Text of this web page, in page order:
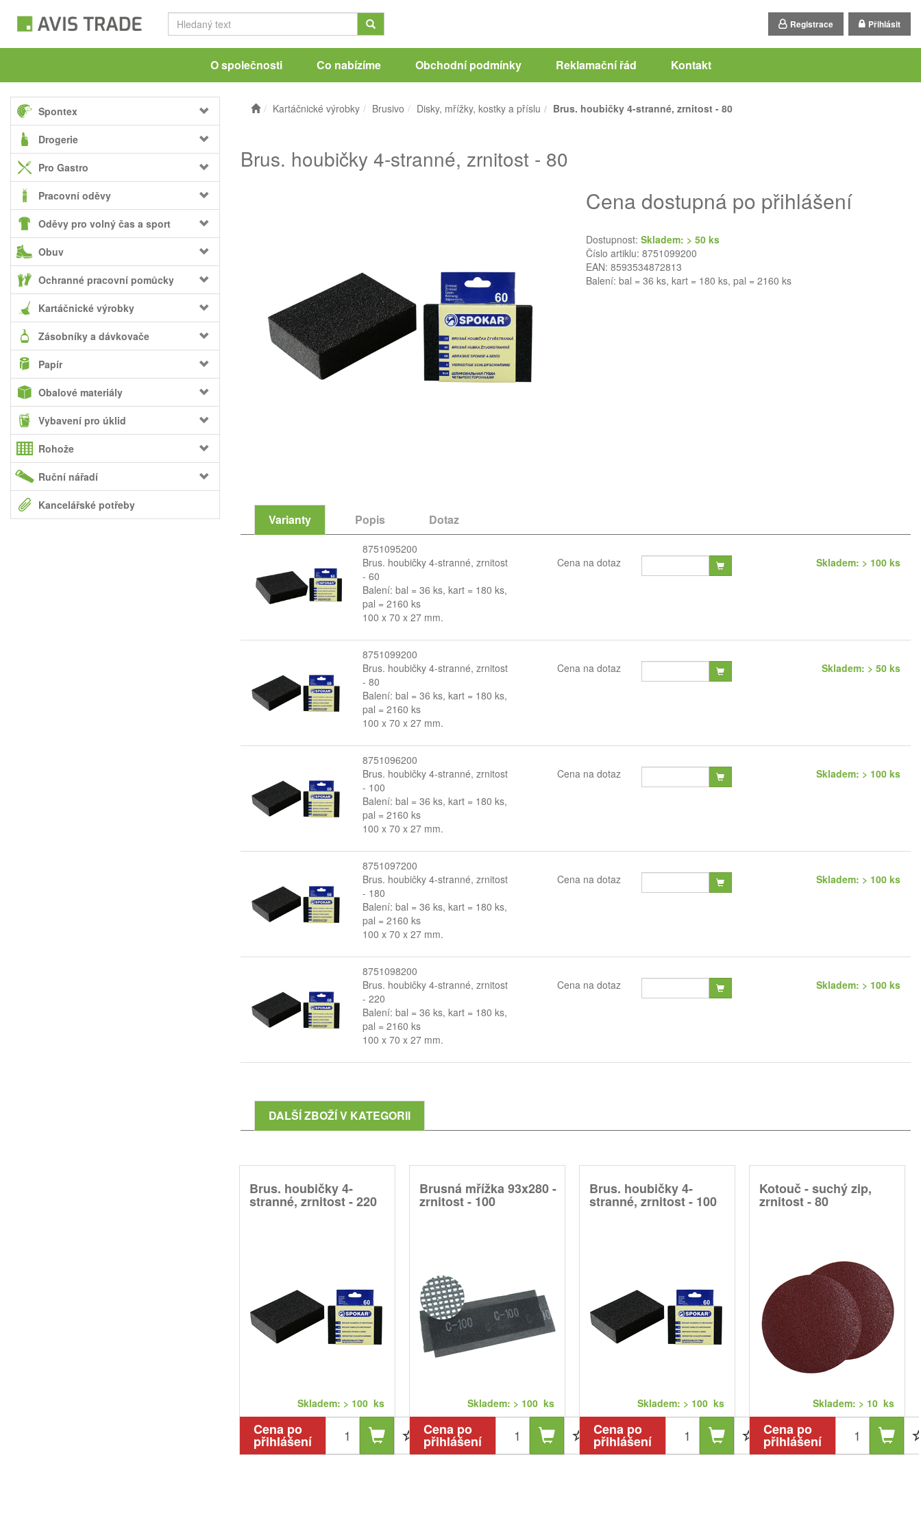
Registrace Přihlásit
O společnosti Co nabízíme Obchodní podmínky Reklamační řád Kontakt
Spontex
Drogerie
Pro Gastro
Pracovní oděvy
Oděvy pro volný čas a sport
Obuv
Ochranné pracovní pomůcky
Kartáčnické výrobky
Zásobníky a dávkovače
Papír
Obalové materiály
Vybavení pro úklid
Rohože
Ruční nářadí
Kancelářské potřeby
Kartáčnické výrobky Brusivo Disky, mřížky, kostky a příslu Brus. houbičky 4-stranné, zrnitost - 80
Brus. houbičky 4-stranné, zrnitost - 80
Cena dostupná po přihlášení
Dostupnost: Skladem: > 50 ks
Číslo artiklu: 8751099200
EAN: 8593534872813
Balení: bal = 36 ks, kart = 180 ks, pal = 2160 ks
Varianty Popis Dotaz
8751095200
Brus. houbičky 4-stranné, zrnitost
- 60
Balení: bal = 36 ks, kart = 180 ks,
pal = 2160 ks
Cena na dotaz Skladem: > 100 ks
100 x 70 x 27 mm.
8751099200
Brus. houbičky 4-stranné, zrnitost
- 80
Balení: bal = 36 ks, kart = 180 ks,
pal = 2160 ks
Cena na dotaz Skladem: > 50 ks
100 x 70 x 27 mm.
8751096200
Brus. houbičky 4-stranné, zrnitost
- 100
Balení: bal = 36 ks, kart = 180 ks,
pal = 2160 ks
Cena na dotaz Skladem: > 100 ks
100 x 70 x 27 mm.
8751097200
Brus. houbičky 4-stranné, zrnitost
- 180
Balení: bal = 36 ks, kart = 180 ks,
pal = 2160 ks
Cena na dotaz Skladem: > 100 ks
100 x 70 x 27 mm.
8751098200
Brus. houbičky 4-stranné, zrnitost
- 220
Balení: bal = 36 ks, kart = 180 ks,
pal = 2160 ks
Cena na dotaz Skladem: > 100 ks
100 x 70 x 27 mm.
DALŠÍ ZBOŽÍ V KATEGORII
Brus. houbičky 4-
stranné, zrnitost - 220
Skladem: > 100 ks
Cena po
přihlášení
Brusná mřížka 93x280 -
zrnitost - 100
Skladem: > 100 ks
Cena po
přihlášení
Brus. houbičky 4-
stranné, zrnitost - 100
Skladem: > 100 ks
Cena po
přihlášení
Kotouč - suchý zip,
zrnitost - 80
Skladem: > 10 ks
Cena po
přihlášení